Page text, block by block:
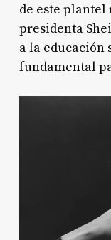
de este
presidenta
a la educación
fundamental